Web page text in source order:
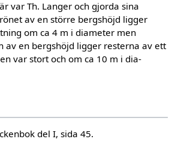
var Th. Langer och gjorda sina
av en större bergshöjd ligger
om ca 4 m i diameter men
av en bergshöjd ligger resterna av ett
var stort och om ca 10 m i dia­
del I, sida 45.